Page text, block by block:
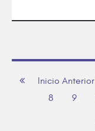
Inicio Anterior
8
9